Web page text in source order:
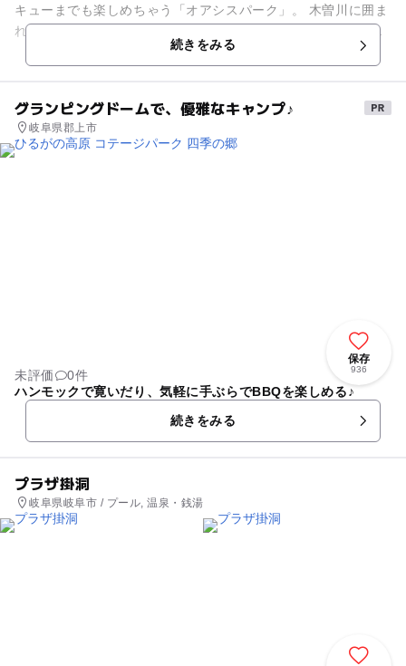
キューまでも楽しめちゃう「オアシスパーク」。 木曽川に囲ま
れた敷地内には、世界最大級の淡水魚水族館の「アクア・トト
ぎふ」、魚型の遊具や水...続きをみる
グランピングドームで、優雅なキャンプ♪
岐阜県郡上市
保存
936
未評価
0件
ハンモックで寛いだり、気軽に手ぶらでBBQを楽しめる♪
続きをみる
プラザ掛洞
岐阜県岐阜市 / プール, 温泉・銭湯